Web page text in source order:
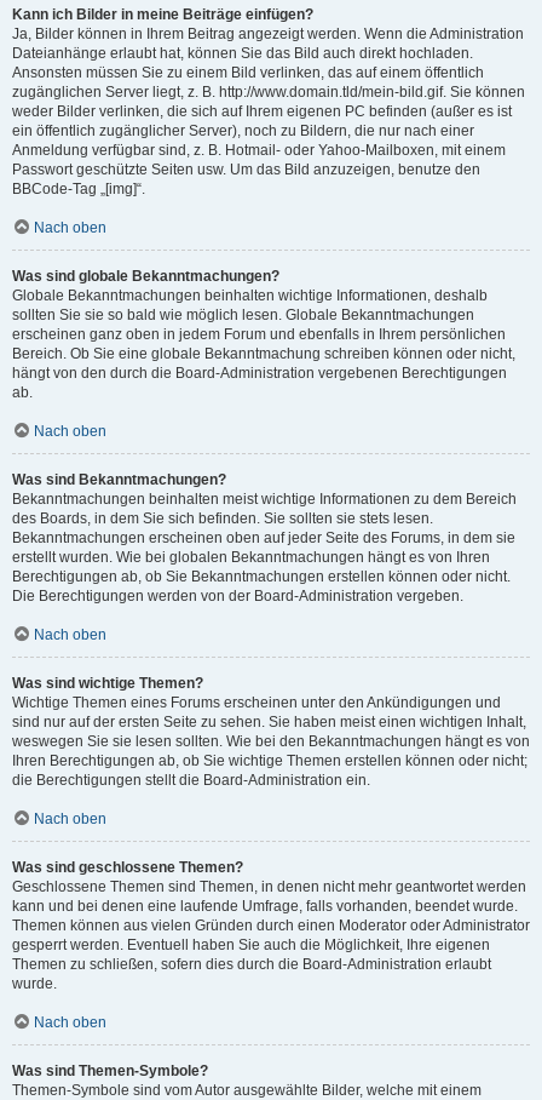
Kann ich Bilder in meine Beiträge einfügen?
Ja, Bilder können in Ihrem Beitrag angezeigt werden. Wenn die Administration
Dateianhänge erlaubt hat, können Sie das Bild auch direkt hochladen.
Ansonsten müssen Sie zu einem Bild verlinken, das auf einem öffentlich
zugänglichen Server liegt, z. B. http://www.domain.tld/mein-bild.gif. Sie können
weder Bilder verlinken, die sich auf Ihrem eigenen PC befinden (außer es ist
ein öffentlich zugänglicher Server), noch zu Bildern, die nur nach einer
Anmeldung verfügbar sind, z. B. Hotmail- oder Yahoo-Mailboxen, mit einem
Passwort geschützte Seiten usw. Um das Bild anzuzeigen, benutze den
BBCode-Tag „[img]“.
Nach oben
Was sind globale Bekanntmachungen?
Globale Bekanntmachungen beinhalten wichtige Informationen, deshalb
sollten Sie sie so bald wie möglich lesen. Globale Bekanntmachungen
erscheinen ganz oben in jedem Forum und ebenfalls in Ihrem persönlichen
Bereich. Ob Sie eine globale Bekanntmachung schreiben können oder nicht,
hängt von den durch die Board-Administration vergebenen Berechtigungen
ab.
Nach oben
Was sind Bekanntmachungen?
Bekanntmachungen beinhalten meist wichtige Informationen zu dem Bereich
des Boards, in dem Sie sich befinden. Sie sollten sie stets lesen.
Bekanntmachungen erscheinen oben auf jeder Seite des Forums, in dem sie
erstellt wurden. Wie bei globalen Bekanntmachungen hängt es von Ihren
Berechtigungen ab, ob Sie Bekanntmachungen erstellen können oder nicht.
Die Berechtigungen werden von der Board-Administration vergeben.
Nach oben
Was sind wichtige Themen?
Wichtige Themen eines Forums erscheinen unter den Ankündigungen und
sind nur auf der ersten Seite zu sehen. Sie haben meist einen wichtigen Inhalt,
weswegen Sie sie lesen sollten. Wie bei den Bekanntmachungen hängt es von
Ihren Berechtigungen ab, ob Sie wichtige Themen erstellen können oder nicht;
die Berechtigungen stellt die Board-Administration ein.
Nach oben
Was sind geschlossene Themen?
Geschlossene Themen sind Themen, in denen nicht mehr geantwortet werden
kann und bei denen eine laufende Umfrage, falls vorhanden, beendet wurde.
Themen können aus vielen Gründen durch einen Moderator oder Administrator
gesperrt werden. Eventuell haben Sie auch die Möglichkeit, Ihre eigenen
Themen zu schließen, sofern dies durch die Board-Administration erlaubt
wurde.
Nach oben
Was sind Themen-Symbole?
Themen-Symbole sind vom Autor ausgewählte Bilder, welche mit einem